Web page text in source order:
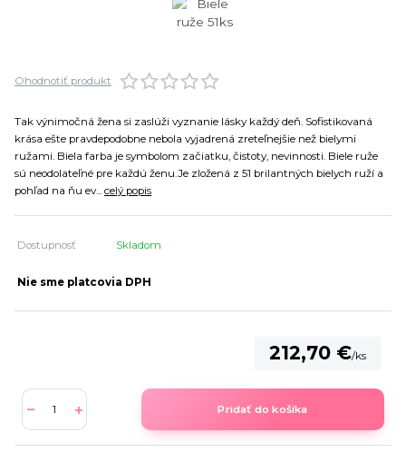
Ohodnotiť produkt
Tak výnimočná žena si zaslúži vyznanie lásky každý deň. Sofistikovaná
krása ešte pravdepodobne nebola vyjadrená zreteľnejšie než bielymi
ružami. Biela farba je symbolom začiatku, čistoty, nevinnosti. Biele ruže
sú neodolateľné pre každú ženu.Je zložená z 51 brilantných bielych ruží a
pohľad na ňu ev... celý popis
Dostupnosť Skladom
Nie sme platcovia DPH
212,70 €/ks
Pridať do košíka